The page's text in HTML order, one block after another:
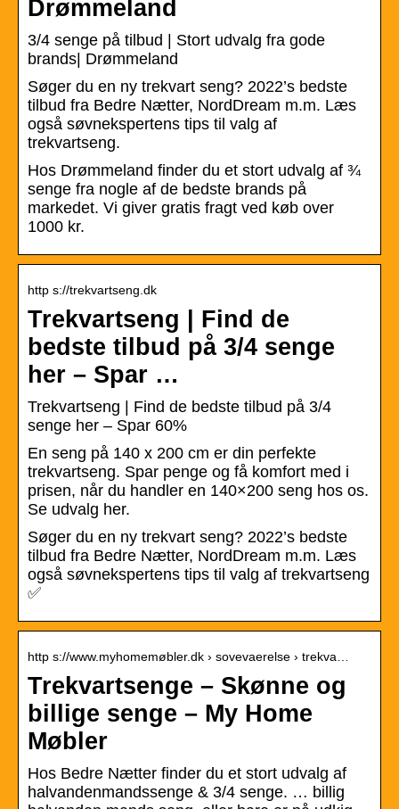
Drømmeland
3/4 senge på tilbud | Stort udvalg fra gode
brands| Drømmeland
Søger du en ny trekvart seng? 2022’s bedste
tilbud fra Bedre Nætter, NordDream m.m. Læs
også søvnekspertens tips til valg af
trekvartseng.
Hos Drømmeland finder du et stort udvalg af ¾
senge fra nogle af de bedste brands på
markedet. Vi giver gratis fragt ved køb over
1000 kr.
http s://trekvartseng.dk
Trekvartseng | Find de
bedste tilbud på 3/4 senge
her – Spar …
Trekvartseng | Find de bedste tilbud på 3/4
senge her – Spar 60%
En seng på 140 x 200 cm er din perfekte
trekvartseng. Spar penge og få komfort med i
prisen, når du handler en 140×200 seng hos os.
Se udvalg her.
Søger du en ny trekvart seng? 2022’s bedste
tilbud fra Bedre Nætter, NordDream m.m. Læs
også søvnekspertens tips til valg af trekvartseng
✅
http s://www.myhomemøbler.dk › sovevaerelse › trekva…
Trekvartsenge – Skønne og
billige senge – My Home
Møbler
Hos Bedre Nætter finder du et stort udvalg af
halvandenmandssenge & 3/4 senge. … billig